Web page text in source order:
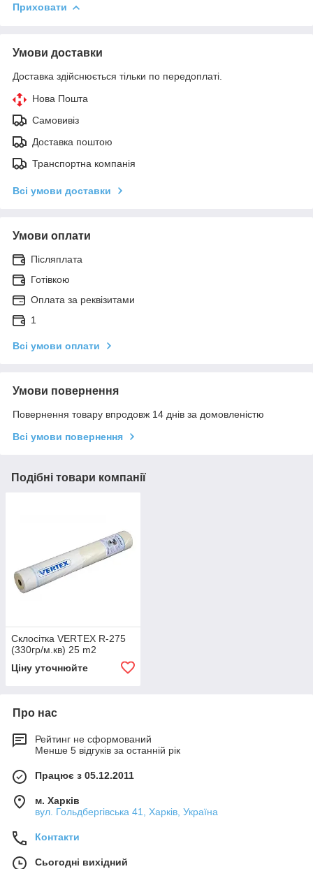
Приховати
Умови доставки
Доставка здійснюється тільки по передоплаті.
Нова Пошта
Самовивіз
Доставка поштою
Транспортна компанія
Всі умови доставки
Умови оплати
Післяплата
Готівкою
Оплата за реквізитами
1
Всі умови оплати
Умови повернення
Повернення товару впродовж 14 днів за домовленістю
Всі умови повернення
Подібні товари компанії
Склосітка VERTEX R-275
(330гр/м.кв) 25 m2
Ціну уточнюйте
Про нас
Рейтинг не сформований
Менше 5 відгуків за останній рік
Працює з 05.12.2011
м. Харків
вул. Гольдбергівська 41, Харків, Україна
Контакти
Сьогодні вихідний